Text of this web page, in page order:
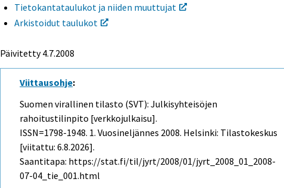
Tietokantataulukot ja niiden muuttujat
Arkistoidut taulukot
Päivitetty4.7.2008
Viittausohje:
Suomen virallinen tilasto (SVT): Julkisyhteisöjen
rahoitustilinpito [verkkojulkaisu].
ISSN=1798-1948. 1. Vuosineljännes 2008. Helsinki: Tilastokeskus
[viitattu: 6.8.2026].
Saantitapa: https://stat.fi/til/jyrt/2008/01/jyrt_2008_01_2008-
07-04_tie_001.html